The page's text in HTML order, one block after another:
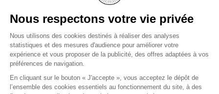
33650 BORDEAUX-MARTILLAC
+33(0)5 57 83 83 83
LES SOURCES DE CAUDALIE
LES SOURCES DE CHEVERNY
Hôtel 5 étoiles et 2 Clefs Michelin